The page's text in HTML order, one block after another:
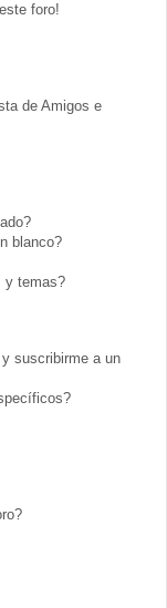
foro!
de Amigos e
blanco?
y temas?
suscribirme a un